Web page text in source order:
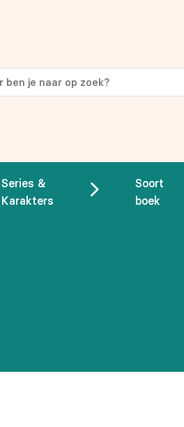
Series &
Karakters
Soort
boek